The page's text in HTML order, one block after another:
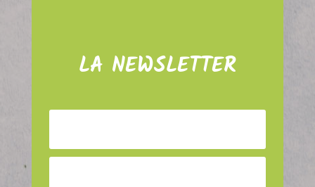
LA NEWSLETTER